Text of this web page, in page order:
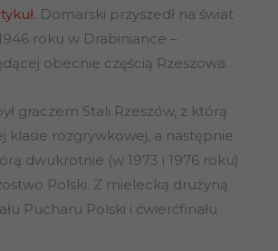
Domarski przyszedł na świat
roku w Drabiniance –
obecnie częścią Rzeszowa.
graczem Stali Rzeszów, z którą
klasie rozgrywkowej, a następnie
dwukrotnie (w 1973 i 1976 roku)
Polski. Z mielecką drużyną
Pucharu Polski i ćwierćfinału